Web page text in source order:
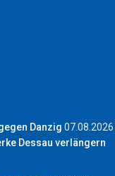
Danzig 07.08.2026
Dessau verlängern